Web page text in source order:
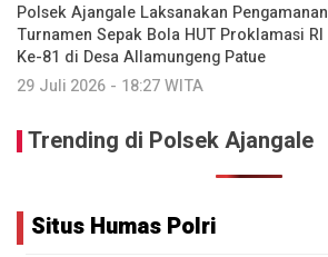
Polsek Ajangale Laksanakan Pengamanan
Turnamen Sepak Bola HUT Proklamasi RI
Ke-81 di Desa Allamungeng Patue
29 Juli 2026 - 18:27 WITA
Trending di Polsek Ajangale
Situs Humas Polri